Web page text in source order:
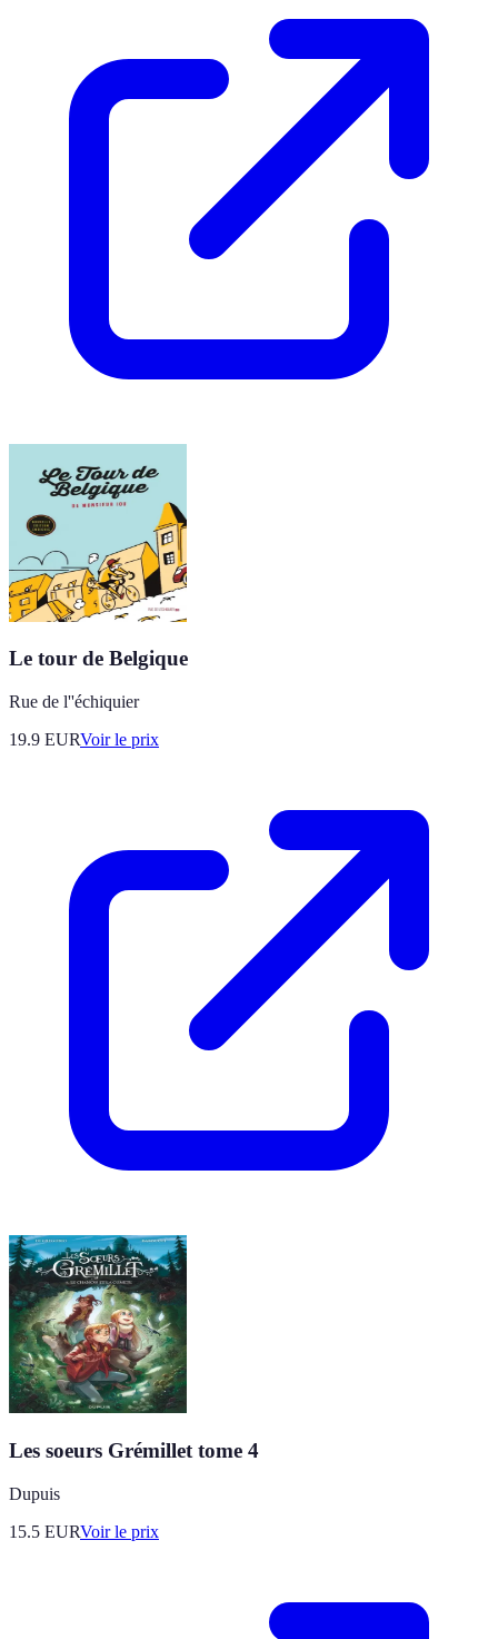
Le tour de Belgique
Rue de l''échiquier
19.9 EURVoir le prix
Les soeurs Grémillet tome 4
Dupuis
15.5 EURVoir le prix